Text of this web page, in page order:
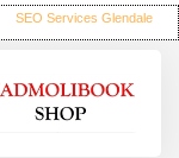
SEO Services Glendale